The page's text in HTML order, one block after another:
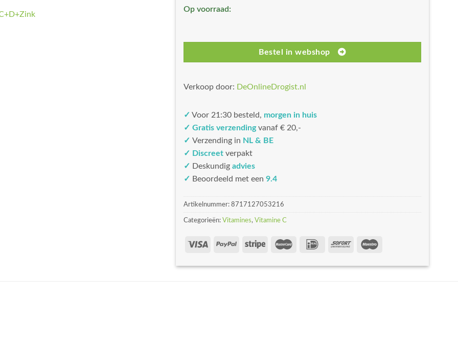
Op voorraad:
Bestel in webshop
Verkoop door: DeOnlineDrogist.nl
✓ Voor 21:30 besteld, morgen in huis
✓ Gratis verzendingvanaf € 20,-
✓ Verzending in NL & BE
✓ Discreet verpakt
✓ Deskundig advies
✓ Beoordeeld met een 9.4
Artikelnummer: 8717127053216
Categorieën: Vitamines, Vitamine C